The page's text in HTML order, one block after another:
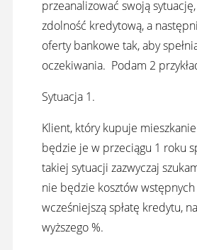
przeanalizować swoją
zdolność kredytową, a
oferty bankowe tak, aby
oczekiwania. Podam 2
Sytuacja 1.
Klient, który kupuje
będzie je w przeciągu 1 roku
takiej sytuacji zazwyczaj
nie będzie kosztów wstępnych
wcześniejszą spłatę kredytu,
wyższego %.